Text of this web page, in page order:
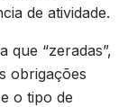
de atividade.
que “zeradas”,
obrigações
o tipo de